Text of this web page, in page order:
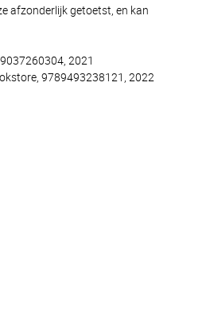
afzonderlijk getoetst, en kan
2021
9789493238121, 2022